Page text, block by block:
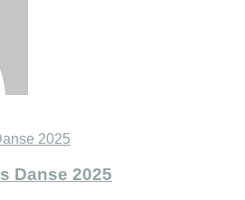
Danse 2025